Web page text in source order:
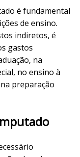
é fundamental
de ensino.
indiretos, é
gastos
na
no ensino à
preparação